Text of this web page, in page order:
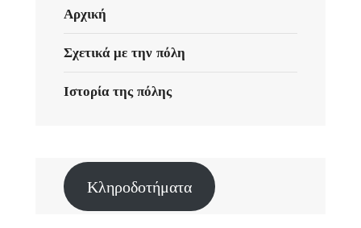
Αρχική
Σχετικά με την πόλη
Ιστορία της πόλης
Κληροδοτήματα